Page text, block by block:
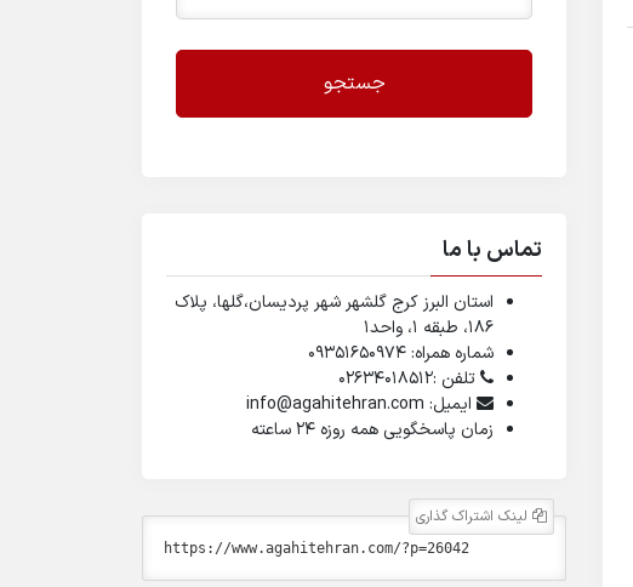
جستجو
تماس با ما
استان البرز کرج گلشهر شهر پردیسان،گلها، پلاک
۱۸۶، طبقه ۱، واحد1
شماره همراه: 09351650974
تلفن :02634018512
ایمیل: info@agahitehran.com
زمان پاسخگویی همه روزه 24 ساعته
لینک اشتراک گذاری